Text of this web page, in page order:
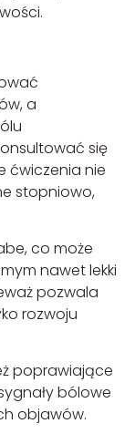
a
się
ćwiczenia nie
stopniowo,
co może
nawet lekki
pozwala
rozwoju
poprawiające
bólowe
objawów.